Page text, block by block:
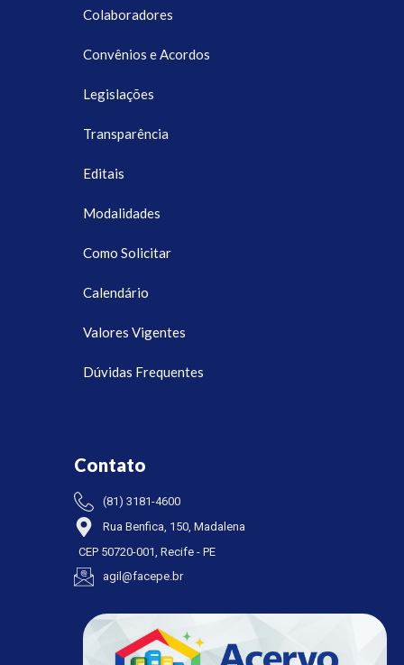
Colaboradores
Convênios e Acordos
Legislações
Transparência
Editais
Modalidades
Como Solicitar
Calendário
Valores Vigentes
Dúvidas Frequentes
Contato
(81) 3181-4600
Rua Benfica, 150, Madalena
CEP 50720-001, Recife - PE
agil@facepe.br